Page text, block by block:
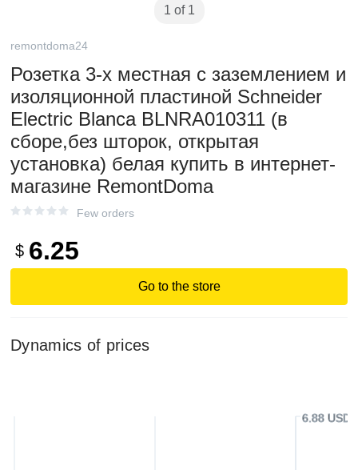
1 of 1
remontdoma24
Розетка 3-х местная с заземлением и
изоляционной пластиной Schneider
Electric Blanca BLNRA010311 (в
сборе,без шторок, открытая
установка) белая купить в интернет-
магазине RemontDoma
Few orders
$ 6.25
Go to the store
Dynamics of prices
6.88 USD